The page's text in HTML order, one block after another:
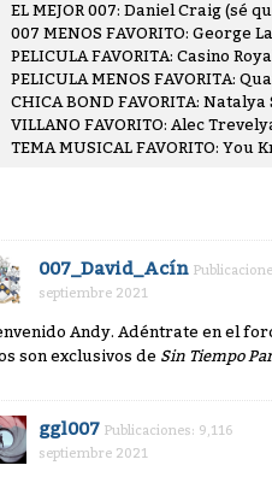
EL MEJOR 007: Daniel Craig (sé
007 MENOS FAVORITO: George
PELICULA FAVORITA: Casino
PELICULA MENOS FAVORITA:
CHICA BOND FAVORITA: Natalya
VILLANO FAVORITO: Alec
TEMA MUSICAL FAVORITO: You
007_David_Acín
septiembre 2021
Andy. Adéntrate en el
son exclusivos de Sin Tiempo
ggl007 Publicaciones: 9,116
septiembre 2021